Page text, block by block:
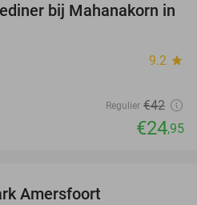
41%
bij Mahanakorn in
9.2 star
Regulier €42
€24,95
Amersfoort